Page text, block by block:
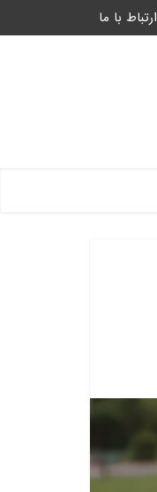
ارتباط با ما